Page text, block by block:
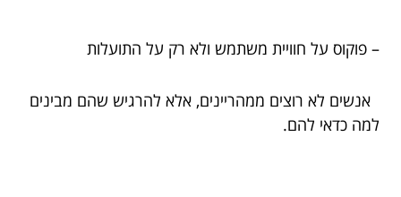
– פוקוס על חוויית משתמש ולא רק על התועלות
אנשים לא רוצים ממהריינים, אלא להרגיש שהם מבינים
למה כדאי להם.